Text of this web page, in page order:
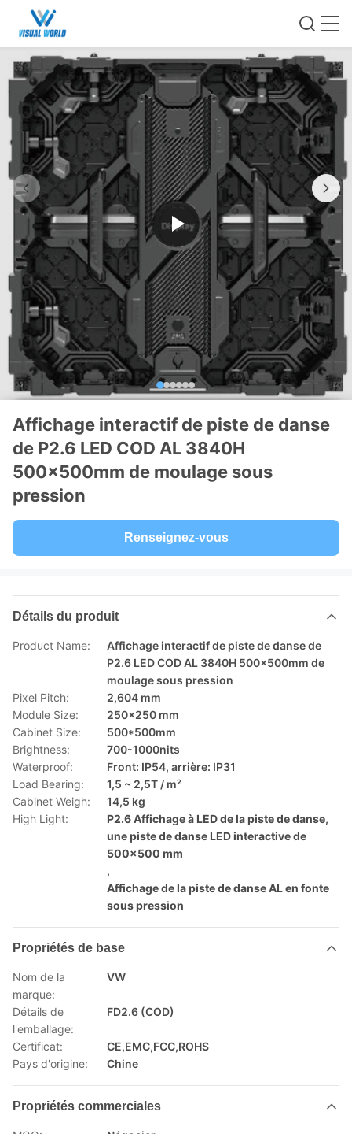
Affichage interactif de piste de danse
de P2.6 LED COD AL 3840H
500x500mm de moulage sous
pression
Renseignez-vous
Détails du produit
Product Name:
Affichage interactif de piste de danse de
P2.6 LED COD AL 3840H 500x500mm de
moulage sous pression
Pixel Pitch:
2,604 mm
Module Size:
250x250 mm
Cabinet Size:
500*500mm
Brightness:
700-1000nits
Waterproof:
Front: IP54, arrière: IP31
Load Bearing:
1,5 ~ 2,5T / m²
Cabinet Weigh:
14,5 kg
High Light:
P2.6 Affichage à LED de la piste de danse,
une piste de danse LED interactive de
500x500 mm
,
Affichage de la piste de danse AL en fonte
sous pression
Propriétés de base
Nom de la
marque:
VW
Détails de
l'emballage:
FD2.6 (COD)
Certificat:
CE,EMC,FCC,ROHS
Pays d'origine:
Chine
Propriétés commerciales